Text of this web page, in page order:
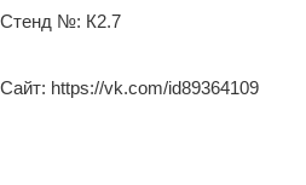
Стенд №: К2.7
Сайт: https://vk.com/id89364109